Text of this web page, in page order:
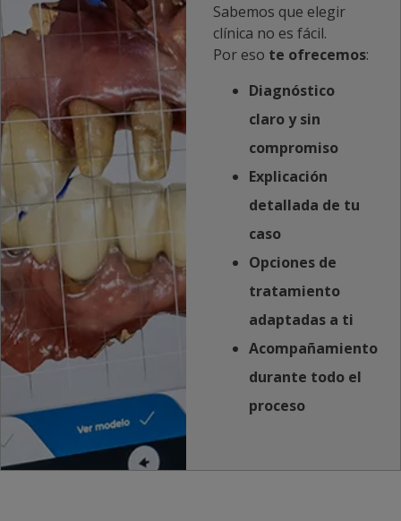
Sabemos que elegir
clínica no es fácil.
Por eso te ofrecemos:
Diagnóstico
claro y sin
compromiso
Explicación
detallada de tu
caso
Opciones de
tratamiento
adaptadas a ti
Acompañamiento
durante todo el
proceso